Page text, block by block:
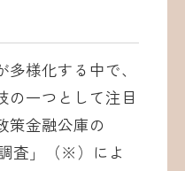
様化する中で、
の一つとして注目
策金融公庫の
査」（※）によ